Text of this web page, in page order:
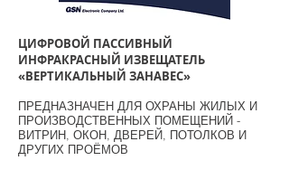
ЦИФРОВОЙ ПАССИВНЫЙ
ИНФРАКРАСНЫЙ ИЗВЕЩАТЕЛЬ
«ВЕРТИКАЛЬНЫЙ ЗАНАВЕС»
ПРЕДНАЗНАЧЕН ДЛЯ ОХРАНЫ ЖИЛЫХ И
ПРОИЗВОДСТВЕННЫХ ПОМЕЩЕНИЙ -
ВИТРИН, ОКОН, ДВЕРЕЙ, ПОТОЛКОВ И
ДРУГИХ ПРОЁМОВ